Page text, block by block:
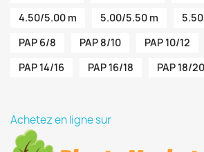
4.50/5.00 m
5.00/5.50 m
PAP 6/8
PAP 8/10 PAP 10/12
PAP 14/16
PAP 16/18 PAP 18/20
Achetez en ligne sur